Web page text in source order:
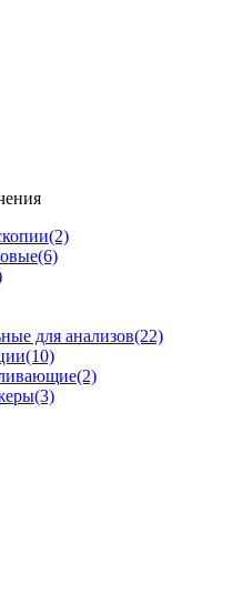
(2)
(6)
для анализов(22)
(10)
(2)
(3)